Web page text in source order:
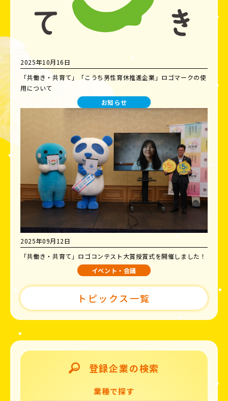
2025年10月16日
「共働き・共育て」「こうち男性育休推進企業」ロゴマークの使
用について
お知らせ
2025年09月12日
「共働き・共育て」ロゴコンテスト大賞授賞式を開催しました！
イベント・会議
トピックス一覧
登録企業の検索
業種で探す